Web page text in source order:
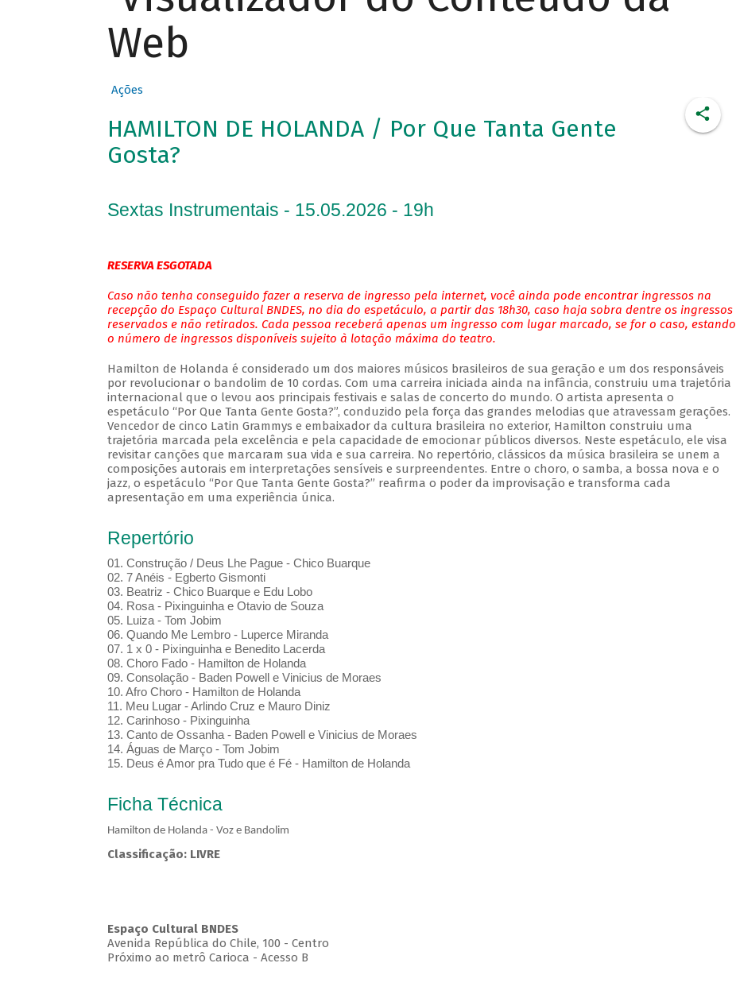
Web
Ações
HAMILTON DE HOLANDA / Por Que Tanta Gente
Gosta?
Sextas Instrumentais - 15.05.2026 - 19h
RESERVA ESGOTADA
Caso não tenha conseguido fazer a reserva de ingresso pela internet, você ainda pode encontrar ingressos na
recepção do Espaço Cultural BNDES, no dia do espetáculo, a partir das 18h30, caso haja sobra dentre os ingressos
reservados e não retirados. Cada pessoa receberá apenas um ingresso com lugar marcado, se for o caso, estando
o número de ingressos disponíveis sujeito à lotação máxima do teatro.
Hamilton de Holanda é considerado um dos maiores músicos brasileiros de sua geração e um dos responsáveis
por revolucionar o bandolim de 10 cordas. Com uma carreira iniciada ainda na infância, construiu uma trajetória
internacional que o levou aos principais festivais e salas de concerto do mundo. O artista apresenta o
espetáculo “Por Que Tanta Gente Gosta?”, conduzido pela força das grandes melodias que atravessam gerações.
Vencedor de cinco Latin Grammys e embaixador da cultura brasileira no exterior, Hamilton construiu uma
trajetória marcada pela excelência e pela capacidade de emocionar públicos diversos. Neste espetáculo, ele visa
revisitar canções que marcaram sua vida e sua carreira. No repertório, clássicos da música brasileira se unem a
composições autorais em interpretações sensíveis e surpreendentes. Entre o choro, o samba, a bossa nova e o
jazz, o espetáculo “Por Que Tanta Gente Gosta?” reafirma o poder da improvisação e transforma cada
apresentação em uma experiência única.
Repertório
01. Construção / Deus Lhe Pague - Chico Buarque
02. 7 Anéis - Egberto Gismonti
03. Beatriz - Chico Buarque e Edu Lobo
04. Rosa - Pixinguinha e Otavio de Souza
05. Luiza - Tom Jobim
06. Quando Me Lembro - Luperce Miranda
07. 1 x 0 - Pixinguinha e Benedito Lacerda
08. Choro Fado - Hamilton de Holanda
09. Consolação - Baden Powell e Vinicius de Moraes
10. Afro Choro - Hamilton de Holanda
11. Meu Lugar - Arlindo Cruz e Mauro Diniz
12. Carinhoso - Pixinguinha
13. Canto de Ossanha - Baden Powell e Vinicius de Moraes
14. Águas de Março - Tom Jobim
15. Deus é Amor pra Tudo que é Fé - Hamilton de Holanda
Ficha Técnica
Hamilton de Holanda - Voz e Bandolim
Classificação: LIVRE
Espaço Cultural BNDES
Avenida República do Chile, 100 - Centro
Próximo ao metrô Carioca - Acesso B